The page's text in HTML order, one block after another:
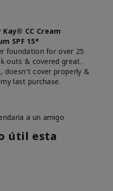
CC Cream
SPF 15*
foundation for over 25
outs & covered great.
doesn't cover properly &
last purchase.
a un amigo
útil esta